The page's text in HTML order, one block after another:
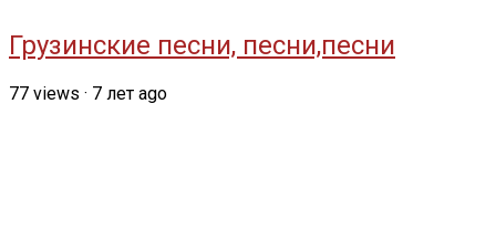
Грузинские песни, песни,песни
77 views · 7 лет ago